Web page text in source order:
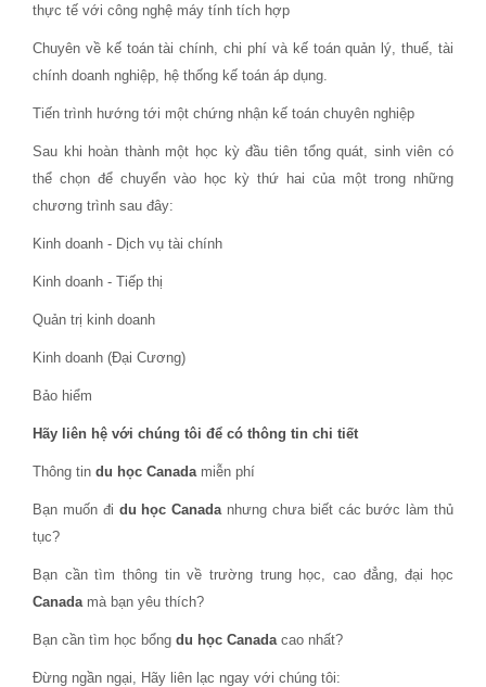
thực tế với công nghệ máy tính tích hợp
Chuyên về kế toán tài chính, chi phí và kế toán quản lý, thuế, tài
chính doanh nghiệp, hệ thống kế toán áp dụng.
Tiến trình hướng tới một chứng nhận kế toán chuyên nghiệp
Sau khi hoàn thành một học kỳ đầu tiên tổng quát, sinh viên có
thể chọn để chuyển vào học kỳ thứ hai của một trong những
chương trình sau đây:
Kinh doanh - Dịch vụ tài chính
Kinh doanh - Tiếp thị
Quản trị kinh doanh
Kinh doanh (Đại Cương)
Bảo hiểm
Hãy liên hệ với chúng tôi để có thông tin chi tiết
Thông tin du học Canada miễn phí
Bạn muốn đi du học Canada nhưng chưa biết các bước làm thủ
tục?
Bạn cần tìm thông tin về trường trung học, cao đẳng, đại học
Canada mà bạn yêu thích?
Bạn cần tìm học bổng du học Canada cao nhất?
Đừng ngần ngại, Hãy liên lạc ngay với chúng tôi: